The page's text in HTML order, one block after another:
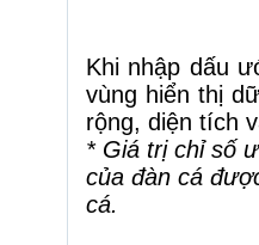
Khi nhập dấu
vùng hiển thị
rộng, diện tích
* Giá trị chỉ số
của đàn cá
cá.